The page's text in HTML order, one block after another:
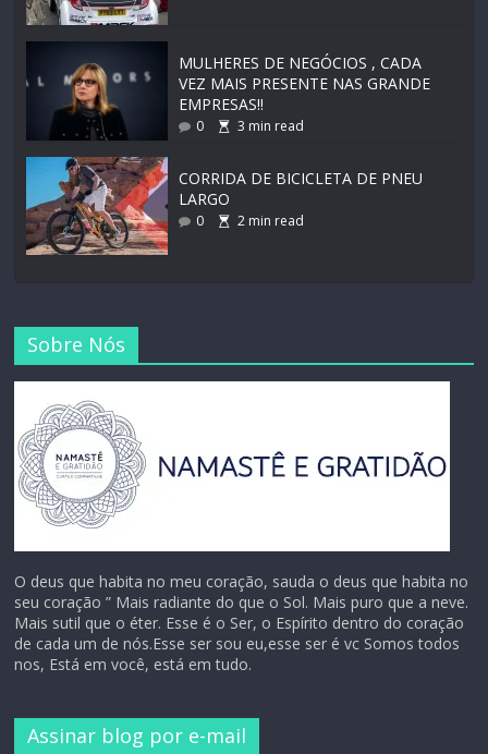
MULHERES DE NEGÓCIOS , CADA
VEZ MAIS PRESENTE NAS GRANDE
EMPRESAS!!
0 3 min read
CORRIDA DE BICICLETA DE PNEU
LARGO
0 2 min read
Sobre Nós
O deus que habita no meu coração, sauda o deus que habita no
seu coração ” Mais radiante do que o Sol. Mais puro que a neve.
Mais sutil que o éter. Esse é o Ser, o Espírito dentro do coração
de cada um de nós.Esse ser sou eu,esse ser é vc Somos todos
nos, Está em você, está em tudo.
Assinar blog por e-mail